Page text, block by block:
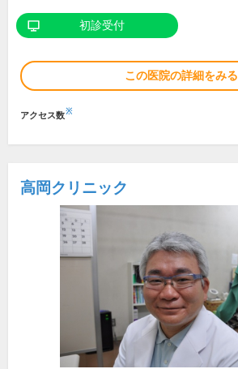
初診受付
この医院の詳細をみる
アクセス数※
高岡クリニック